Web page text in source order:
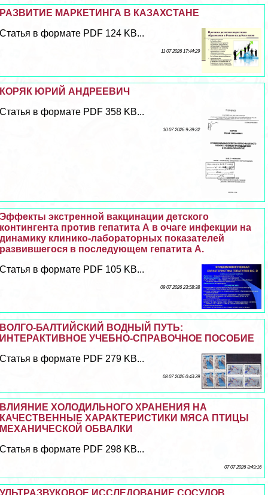
РАЗВИТИЕ МАРКЕТИНГА В КАЗАХСТАНЕ
Статья в формате PDF 124 KB...
11 07 2026 17:44:29
КОРЯК ЮРИЙ АНДРЕЕВИЧ
Статья в формате PDF 358 KB...
10 07 2026 9:39:22
Эффекты экстренной вакцинации детского
контингента против гепатита А в очаге инфекции на
динамику клинико-лабораторных показателей
развившегося в последующем гепатита А.
Статья в формате PDF 105 KB...
09 07 2026 23:58:38
ВОЛГО-БАЛТИЙСКИЙ ВОДНЫЙ ПУТЬ:
ИНТЕРАКТИВНОЕ УЧЕБНО-СПРАВОЧНОЕ ПОСОБИЕ
Статья в формате PDF 279 KB...
08 07 2026 0:43:39
ВЛИЯНИЕ ХОЛОДИЛЬНОГО ХРАНЕНИЯ НА
КАЧЕСТВЕННЫЕ ХАРАКТЕРИСТИКИ МЯСА ПТИЦЫ
МЕХАНИЧЕСКОЙ ОБВАЛКИ
Статья в формате PDF 298 KB...
07 07 2026 3:49:16
УЛЬТРАЗВУКОВОЕ ИССЛЕДОВАНИЕ СОСУДОВ